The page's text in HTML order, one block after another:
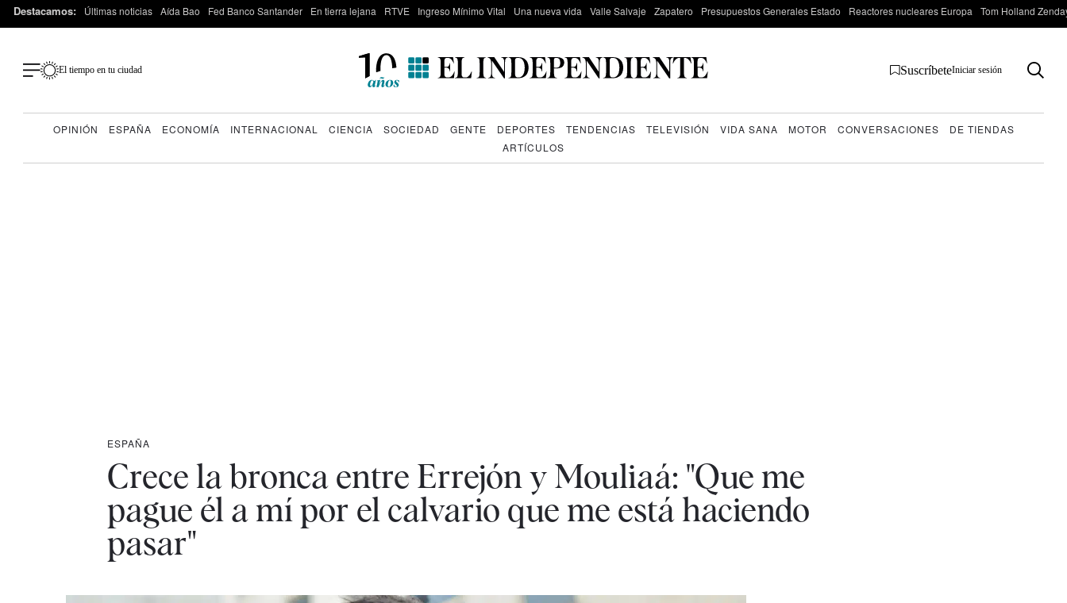
Destacamos: Últimas noticias Aída Bao Fed Banco Santander En tierra lejana RTVE Ingreso Mínimo Vital Una nueva vida Valle Salvaje Zapatero Presupuestos Generales Estado Reactores nucleares Europa Tom Holland
El tiempo en tu ciudad SuscríbeteIniciar sesión
OPINIÓN ESPAÑA ECONOMÍA INTERNACIONAL CIENCIA SOCIEDAD GENTE DEPORTES TENDENCIAS TELEVISIÓN VIDA SANA MOTOR CONVERSACIONES
DE TIENDAS
ARTÍCULOS
ESPAÑA
Crece la bronca entre Errejón y Mouliaá: "Que me
pague él a mí por el calvario que me está haciendo
pasar"